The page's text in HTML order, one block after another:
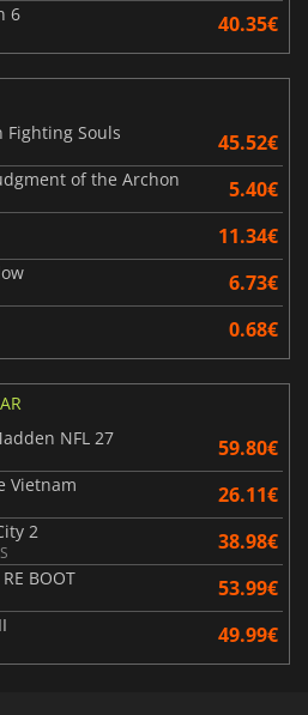
6 40.35€
Fighting Souls
45.52€
of the Archon 5.40€
11.34€
6.73€
0.68€
NFL 27
59.80€
Vietnam 26.11€
2 38.98€
BOOT 53.99€
49.99€